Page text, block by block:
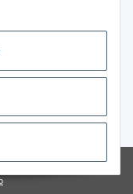
Abonnieren